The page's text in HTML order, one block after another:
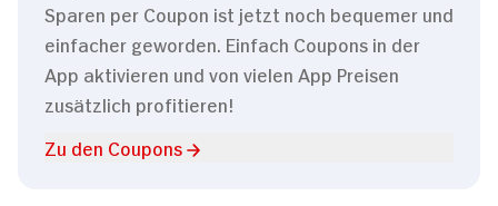
Sparen per Coupon ist jetzt noch bequemer und
einfacher geworden. Einfach Coupons in der
App aktivieren und von vielen App Preisen
zusätzlich profitieren!
Zu den Coupons